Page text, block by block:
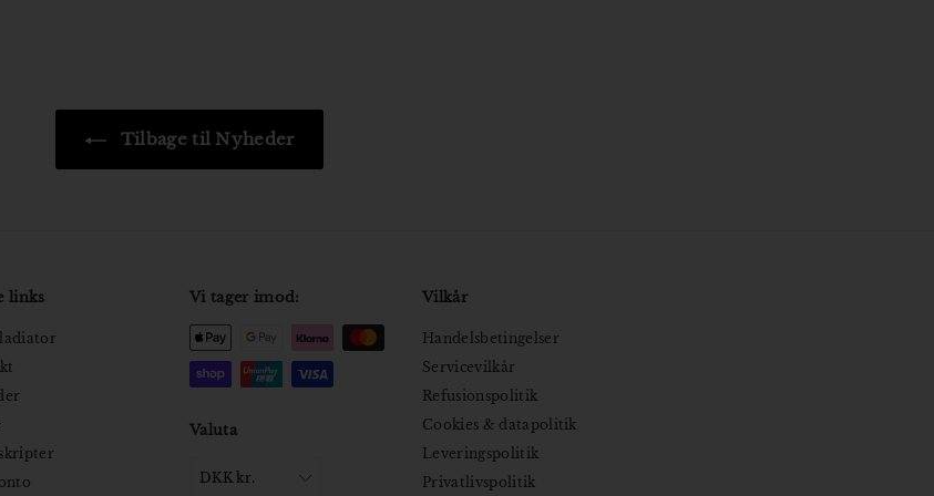
Tilbage til Nyheder
links Vi tager imod:
Valuta
DKK kr.
Vilkår
Handelsbetingelser
Servicevilkår
Refusionspolitik
Cookies & datapolitik
Leveringspolitik
Privatlivspolitik